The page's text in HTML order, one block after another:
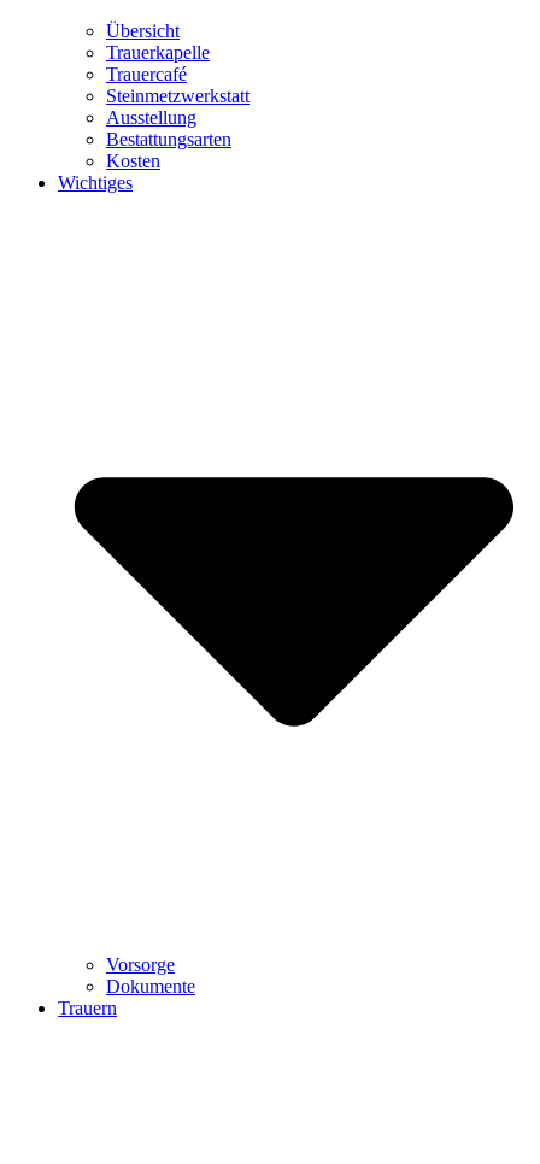
Übersicht
Trauerkapelle
Trauercafé
Steinmetzwerkstatt
Ausstellung
Bestattungsarten
Kosten
Wichtiges
Vorsorge
Dokumente
Trauern